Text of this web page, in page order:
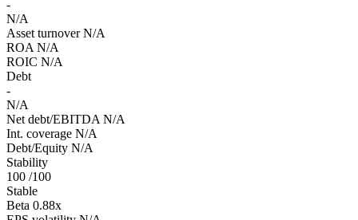
-
N/A
Asset turnover N/A
ROA N/A
ROIC N/A
Debt
-
N/A
Net debt/EBITDA N/A
Int. coverage N/A
Debt/Equity N/A
Stability
100 /100
Stable
Beta 0.88x